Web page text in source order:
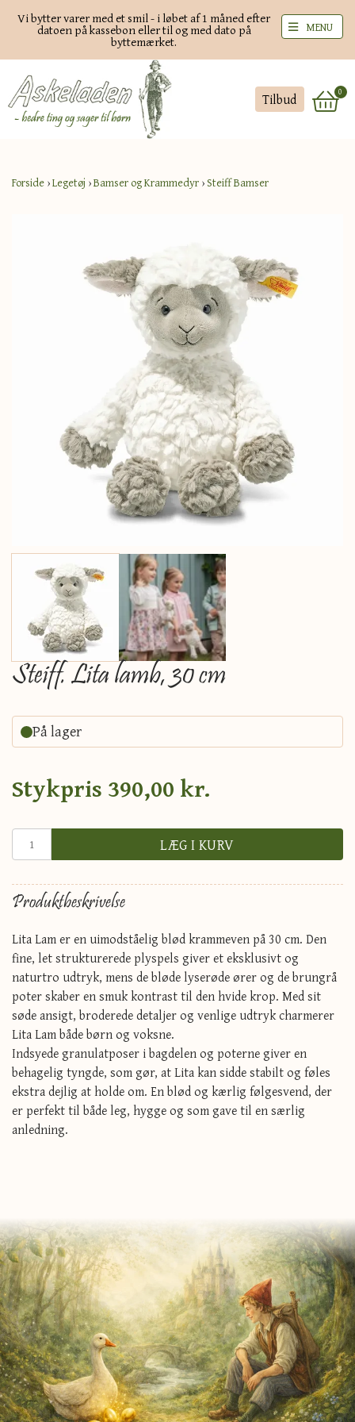
Vi bytter varer med et smil - i løbet af 1 måned efter
datoen på kassebon eller til og med dato på
byttemærket.
Tilbud 0
MENU
Forside ›Legetøj ›Bamser og Krammedyr ›Steiff Bamser
Steiff. Lita lamb, 30 cm
På lager
Stykpris 390,00 kr.
LÆG I KURV
Produktbeskrivelse
Lita Lam er en uimodståelig blød krammeven på 30 cm. Den
fine, let strukturerede plyspels giver et eksklusivt og
naturtro udtryk, mens de bløde lyserøde ører og de brungrå
poter skaber en smuk kontrast til den hvide krop. Med sit
søde ansigt, broderede detaljer og venlige udtryk charmerer
Lita Lam både børn og voksne.
Indsyede granulatposer i bagdelen og poterne giver en
behagelig tyngde, som gør, at Lita kan sidde stabilt og føles
ekstra dejlig at holde om. En blød og kærlig følgesvend, der
er perfekt til både leg, hygge og som gave til en særlig
anledning.